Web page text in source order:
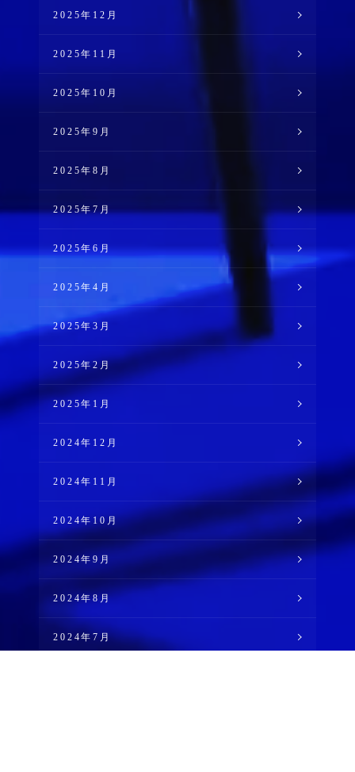
2025年12月
2025年11月
2025年10月
2025年9月
2025年8月
2025年7月
2025年6月
2025年4月
2025年3月
2025年2月
2025年1月
2024年12月
2024年11月
2024年10月
2024年9月
2024年8月
2024年7月